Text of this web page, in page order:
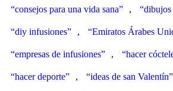
“consejos para una vida sana” , “dibujos
“diy infusiones” , “Emiratos Árabes
“empresas de infusiones” , “hacer
“hacer deporte” , “ideas de san Valentín”